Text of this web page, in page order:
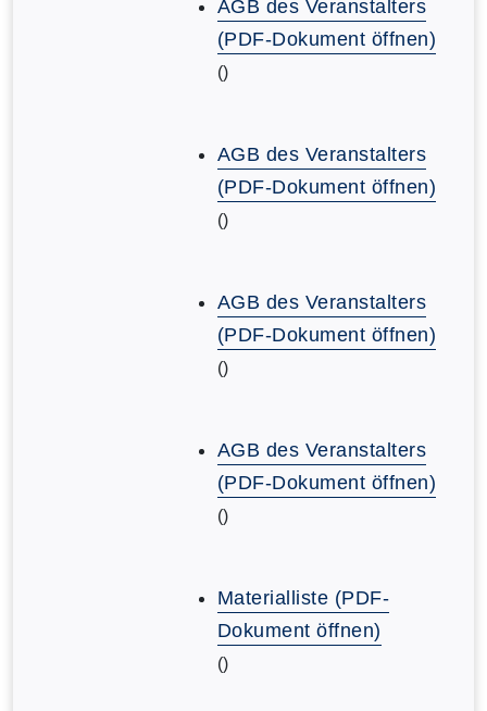
AGB des Veranstalters
(PDF-Dokument öffnen)
()
AGB des Veranstalters
(PDF-Dokument öffnen)
()
AGB des Veranstalters
(PDF-Dokument öffnen)
()
AGB des Veranstalters
(PDF-Dokument öffnen)
()
Materialliste (PDF-
Dokument öffnen)
()